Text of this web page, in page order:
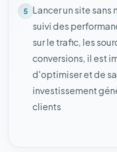
5 Lancer un site sans
suivi des
sur le trafic, les
conversions, il est
d'optimiser et de
investissement
clients